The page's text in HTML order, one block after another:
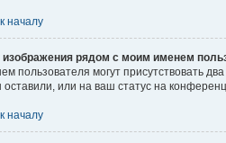
началу
изображения рядом с моим именем
пользователя могут присутствовать
или на ваш статус на
началу